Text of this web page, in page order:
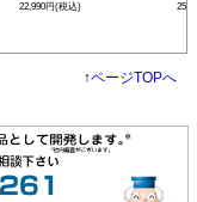
22,990円(税込)
↑ページTOPへ